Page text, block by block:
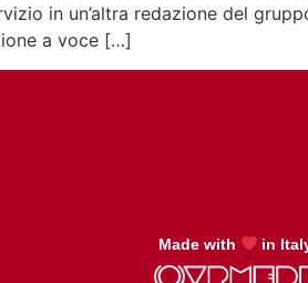
in un’altra redazione del
a voce […]
Made with in